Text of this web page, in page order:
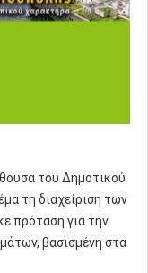
του Δημοτικού
τη διαχείριση των
πρόταση για την
βασισμένη στα